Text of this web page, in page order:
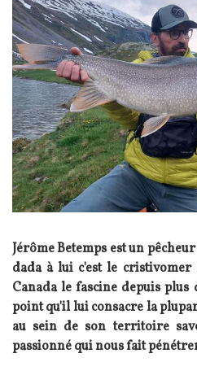
Jérôme Betemps est un
dada à lui c'est le
Canada le fascine depuis
point qu'il lui consacre la
au sein de son territoire
passionné qui nous fait